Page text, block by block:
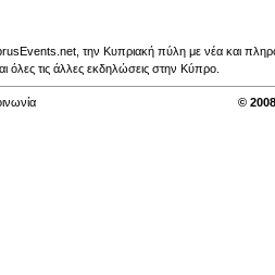
την Κυπριακή πύλη με νέα και
όλες τις άλλες εκδηλώσεις στην Κύπρο.
©